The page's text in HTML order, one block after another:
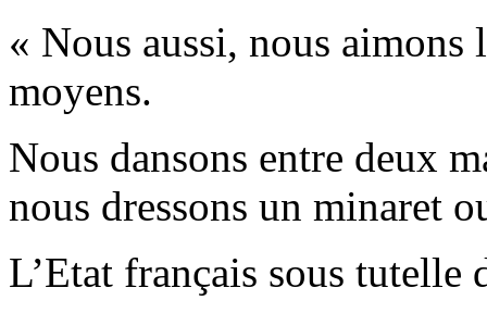
« Nous aussi, nous aimons
moyens.
Nous dansons entre deux
nous dressons un minaret
L’Etat français sous tutelle